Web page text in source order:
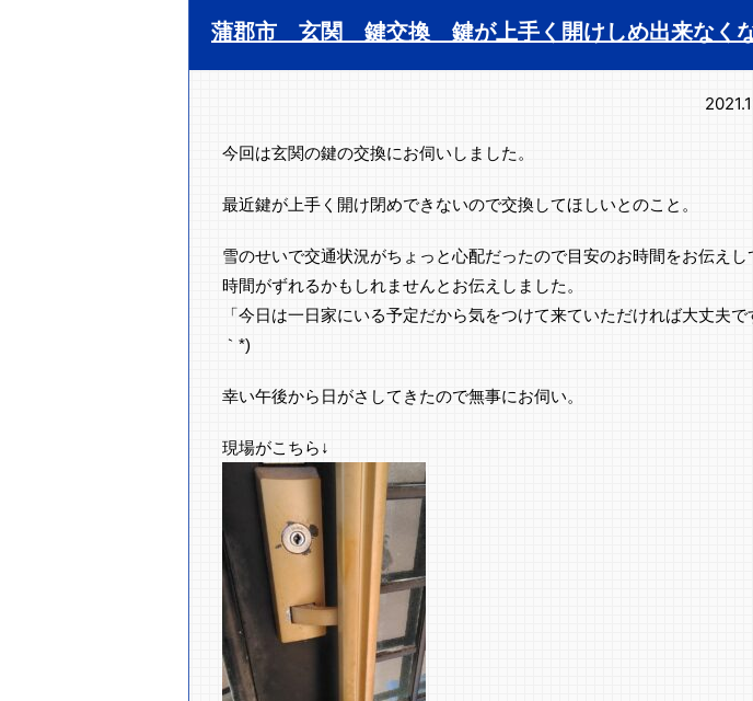
蒲郡市 玄関 鍵交換 鍵が上手く開けしめ出来なく
今回は玄関の鍵の交換にお伺いしました。
最近鍵が上手く開け閉めできないので交換してほしいとのこと。
雪のせいで交通状況がちょっと心配だったので目安のお時間をお伝え
時間がずれるかもしれませんとお伝えしました。
「今日は一日家にいる予定だから気をつけて来ていただければ大丈夫
｀*)
幸い午後から日がさしてきたので無事にお伺い。
現場がこちら↓